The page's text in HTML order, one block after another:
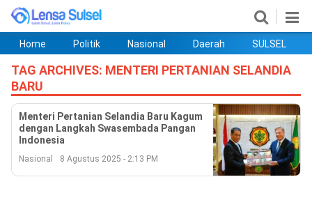
Home
Politik
Nasional
Daerah
SULSEL
Ekobis
Hukum
PENDIDIKAN
Olahraga
HIBURAN
Opini
Home Politik Nasional Daerah SULSEL
TAG ARCHIVES: MENTERI PERTANIAN SELANDIA
BARU
Menteri Pertanian Selandia Baru Kagum
dengan Langkah Swasembada Pangan
Indonesia
Nasional 8 Agustus 2025 - 2:13 PM